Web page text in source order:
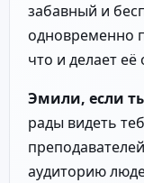
забавный и
одновременно
что и делает
Эмили, если
рады видеть
аудиторию